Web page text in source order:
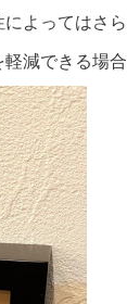
よってはさ
減できる場合